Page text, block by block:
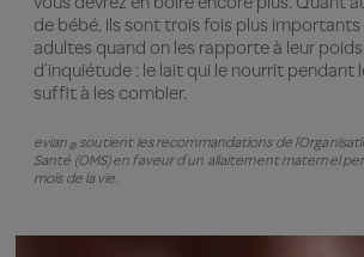
de bébé, ils sont trois fois plus importants
adultes quand on les rapporte à leur
d’inquiétude : le lait qui le nourrit pendant
suffit à les combler.
evian ®soutient les recommandations de
Santé (OMS) en faveur d’un allaitement maternel
mois de la vie.